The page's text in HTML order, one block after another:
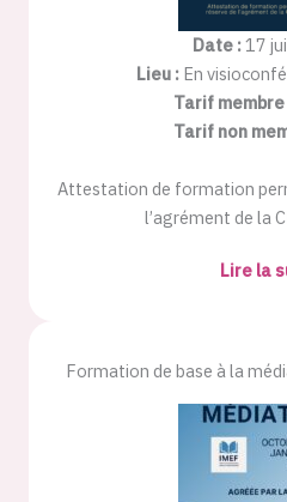
Date :17
Lieu : En
Tarif membre
Tarif non
Attestation de formation
l’agrément de la
Lire la
Formation de base à la